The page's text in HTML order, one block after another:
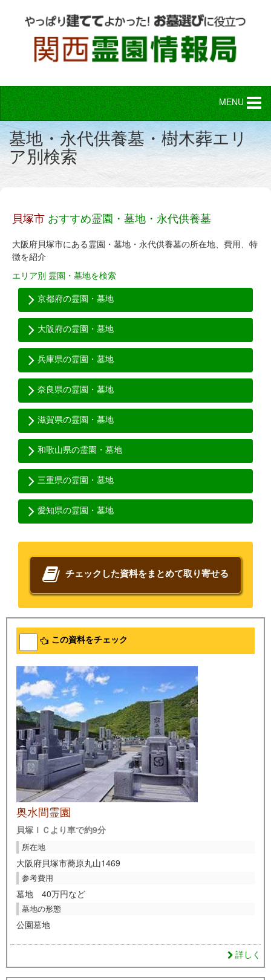
MENU
墓地・永代供養墓・樹木葬エリ
ア別検索
貝塚市 おすすめ霊園・ 墓地・永代供養墓
大阪府貝塚市にある霊園・墓地・永代供養墓の所在地、費用、特
徴を紹介
エリア別 霊園・墓地を検索
京都府の霊園・墓地
大阪府の霊園・墓地
兵庫県の霊園・墓地
奈良県の霊園・墓地
滋賀県の霊園・墓地
和歌山県の霊園・墓地
三重県の霊園・墓地
愛知県の霊園・墓地
チェックした資料をまとめて取り寄せる
この資料をチェック
奥水間霊園
貝塚ＩＣより車で約9分
所在地
大阪府貝塚市蕎原丸山1469
参考費用
墓地 40万円など
墓地の形態
公園墓地
詳しく